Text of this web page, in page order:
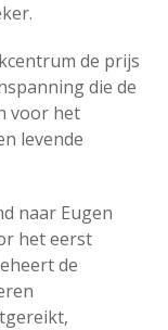
de prijs
die de
voor het
levende
naar Eugen
het eerst
de